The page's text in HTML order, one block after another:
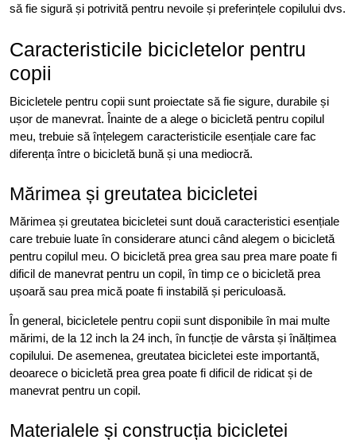
să fie sigură și potrivită pentru nevoile și preferințele copilului dvs.
Caracteristicile bicicletelor pentru
copii
Bicicletele pentru copii sunt proiectate să fie sigure, durabile și
ușor de manevrat. Înainte de a alege o bicicletă pentru copilul
meu, trebuie să înțelegem caracteristicile esențiale care fac
diferența între o bicicletă bună și una mediocră.
Mărimea și greutatea bicicletei
Mărimea și greutatea bicicletei sunt două caracteristici esențiale
care trebuie luate în considerare atunci când alegem o bicicletă
pentru copilul meu. O bicicletă prea grea sau prea mare poate fi
dificil de manevrat pentru un copil, în timp ce o bicicletă prea
ușoară sau prea mică poate fi instabilă și periculoasă.
În general, bicicletele pentru copii sunt disponibile în mai multe
mărimi, de la 12 inch la 24 inch, în funcție de vârsta și înălțimea
copilului. De asemenea, greutatea bicicletei este importantă,
deoarece o bicicletă prea grea poate fi dificil de ridicat și de
manevrat pentru un copil.
Materialele și construcția bicicletei